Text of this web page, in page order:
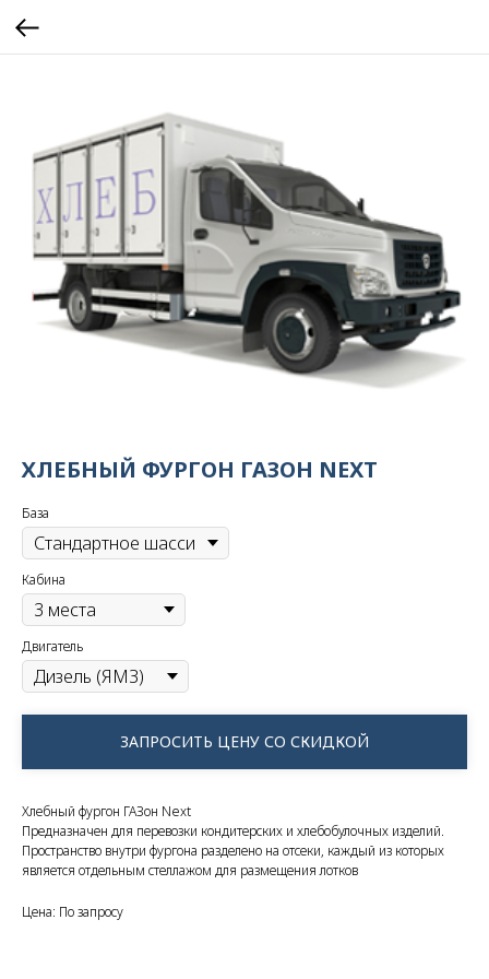
ХЛЕБНЫЙ ФУРГОН ГАЗОН NEXT
База
Кабина
Двигатель
ЗАПРОСИТЬ ЦЕНУ СО СКИДКОЙ
Хлебный фургон ГАЗон Next
Предназначен для перевозки кондитерских и хлебобулочных изделий.
Пространство внутри фургона разделено на отсеки, каждый из которых
является отдельным стеллажом для размещения лотков
Цена: По запросу